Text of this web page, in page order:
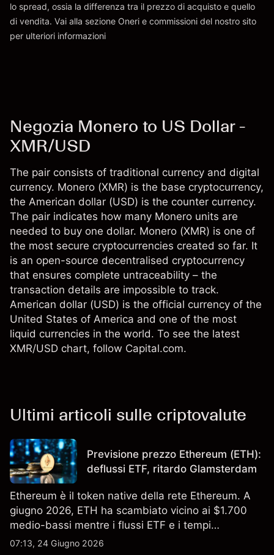
Vai alla piattaforma
lo spread, ossia la differenza tra il prezzo di acquisto e quello
di vendita. Vai alla sezione Oneri e commissioni del nostro sito
per ulteriori informazioni
Negozia Monero to US Dollar -
XMR/USD
The pair consists of traditional currency and digital
currency. Monero (XMR) is the base cryptocurrency,
the American dollar (USD) is the counter currency.
The pair indicates how many Monero units are
needed to buy one dollar. Monero (XMR) is one of
the most secure cryptocurrencies created so far. It
is an open-source decentralised cryptocurrency
that ensures complete untraceability – the
transaction details are impossible to track.
American dollar (USD) is the official currency of the
United States of America and one of the most
liquid currencies in the world. To see the latest
XMR/USD chart, follow Capital.com.
Ultimi articoli sulle criptovalute
Previsione prezzo Ethereum (ETH):
deflussi ETF, ritardo Glamsterdam
Ethereum è il token native della rete Ethereum. A
giugno 2026, ETH ha scambiato vicino ai $1.700
medio-bassi mentre i flussi ETF e i tempi
dell'upgrade hanno plasmato il sentiment. I risultati
07:13, 24 Giugno 2026